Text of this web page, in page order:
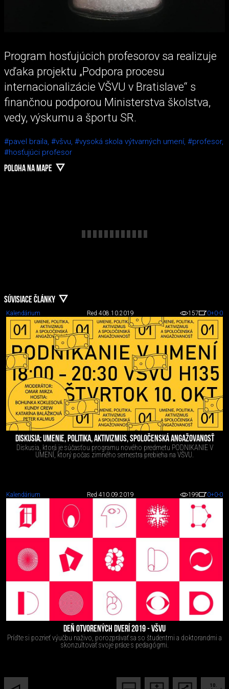
Program hosťujúcich profesorov sa realizuje
vďaka projektu „Podpora procesu
internacionalizácie VŠVU v Bratislave“ s
finančnou podporou Ministerstva školstva,
vedy, výskumu a športu SR.
#pavel braila, #všvu, #vysoká skola výtvarných umení, #profesor,
#hosťujúci profesor
POLOHA NA MAPE
SÚVISIACE ČLÁNKY
Kalendárium Red 408.10.2019 157 0+0-0
DISKUSIA: UMENIE, POLITIKA, AKTIVIZMUS, SPOLOČENSKÁ ANGAŽOVANOSŤ
Diskusia, ktorá je súčasťou programu nového predmetu PODNIKANIE V
UMENÍ, ktorý počas zimného semestra prebieha na VŠVU.
Kalendárium Red 410.09.2019 199 0+0-0
DEŇ OTVORENÝCH DVERÍ 2019 - VŠVU
Príďte si pozrieť výučbu naživo, porozprávať sa so študentmi a doktorandmi a
skonzultovať svoje práce s pedagógmi.
10.